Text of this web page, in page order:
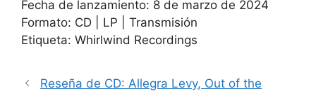
Fecha de lanzamiento: 8 de marzo de 2024
Formato: CD | LP | Transmisión
Etiqueta: Whirlwind Recordings
Reseña de CD: Allegra Levy, Out of the